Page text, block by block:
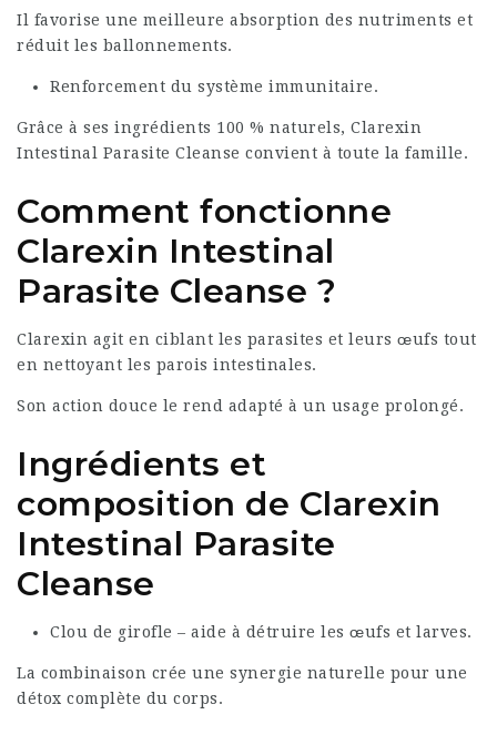
Il favorise une meilleure absorption des nutriments et
réduit les ballonnements.
Renforcement du système immunitaire.
Grâce à ses ingrédients 100 % naturels, Clarexin
Intestinal Parasite Cleanse convient à toute la famille.
Comment fonctionne
Clarexin Intestinal
Parasite Cleanse ?
Clarexin agit en ciblant les parasites et leurs œufs tout
en nettoyant les parois intestinales.
Son action douce le rend adapté à un usage prolongé.
Ingrédients et
composition de Clarexin
Intestinal Parasite
Cleanse
Clou de girofle – aide à détruire les œufs et larves.
La combinaison crée une synergie naturelle pour une
détox complète du corps.